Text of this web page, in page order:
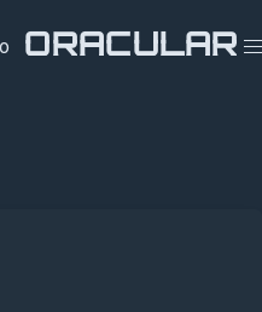
ORACULAR
ORACULAR
ORACULAR